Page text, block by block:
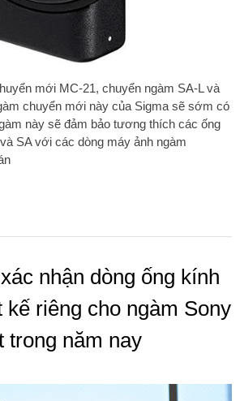
mới MC-21, chuyển ngàm SA-L và
chuyển mới này của Sigma sẽ sớm có
này sẽ đảm bảo tương thích các ống
SA với các dòng máy ảnh ngàm
nhận dòng ống kính
kế riêng cho ngàm Sony
trong năm nay